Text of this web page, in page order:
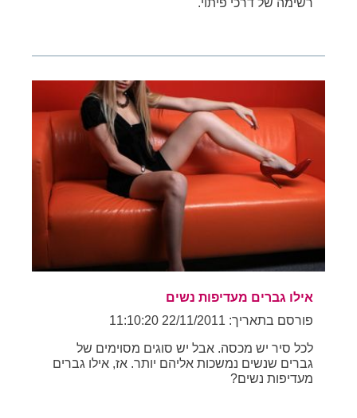
אילו גברים מעדיפות נשים
פורסם בתאריך: 22/11/2011 11:10:20
לכל סיר יש מכסה. אבל יש סוגים מסוימים של
גברים שנשים נמשכות אליהם יותר. אז, אילו גברים
מעדיפות נשים?